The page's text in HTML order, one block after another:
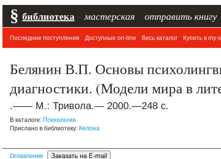
§ библиотека мастерская отправить книгу
Последние поступления Доступные on-line Весь каталог Купить в my-
Белянин В.П. Основы
диагностики. (Модели мира в
.—— М.: Тривола.— 2000.—248 с.
В каталоге: Психология
Прислано в библиотеку: Келона
Оглавление